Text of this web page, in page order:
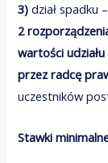
3) dział spadku
2
wartości
przez radcę
uczestników
Stawki